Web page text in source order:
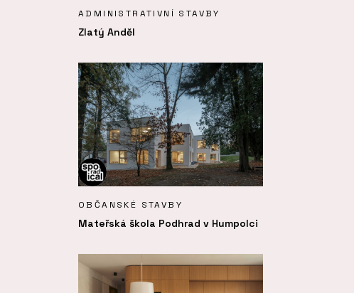
ADMINISTRATIVNÍ STAVBY
Zlatý Anděl
OBČANSKÉ STAVBY
Mateřská škola Podhrad v Humpolci